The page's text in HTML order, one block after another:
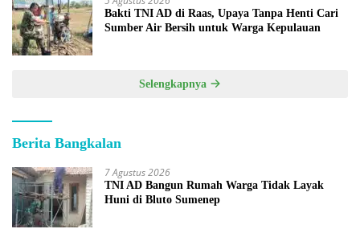
Bakti TNI AD di Raas, Upaya Tanpa Henti Cari
Sumber Air Bersih untuk Warga Kepulauan
Selengkapnya
Berita Bangkalan
7 Agustus 2026
TNI AD Bangun Rumah Warga Tidak Layak
Huni di Bluto Sumenep